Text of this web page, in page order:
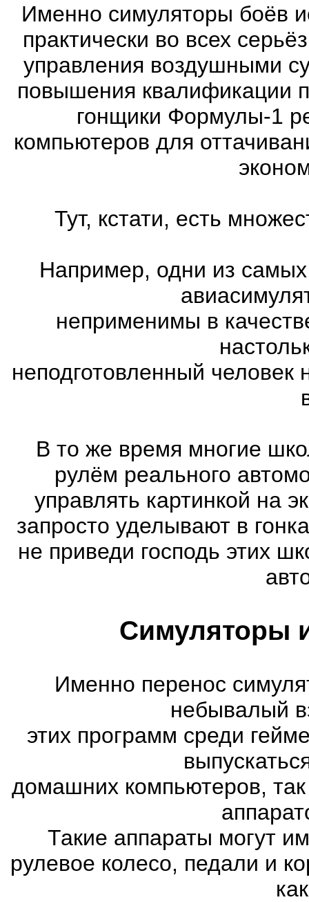
Именно симуляторы боёв
практически во всех
управления воздушными
повышения квалификации
гонщики Формулы-1
компьютеров для
Тут, кстати, есть
Например, одни из
неприменимы в
неподготовленный
В то же время многие
рулём реального
управлять картинкой на
запросто уделывают в
не приведи господь этих
Симуляторы
Именно перенос
небывалый
этих программ среди
домашних компьютеров,
Такие аппараты могут
рулевое колесо, педали и